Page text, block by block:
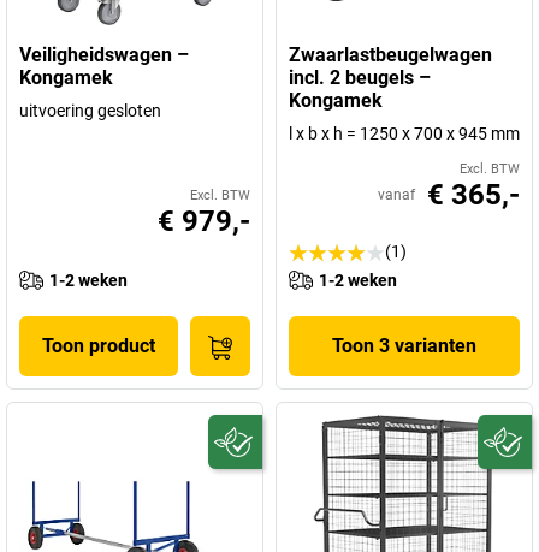
Veiligheidswagen –
Kongamek
uitvoering gesloten
Excl. BTW
€ 979,-
1-2 weken
Toon product
Zwaarlastbeugelwagen
incl. 2 beugels –
Kongamek
l x b x h = 1250 x 700 x 945 mm
Excl. BTW
vanaf € 365,-
(1)
1-2 weken
Toon 3 varianten